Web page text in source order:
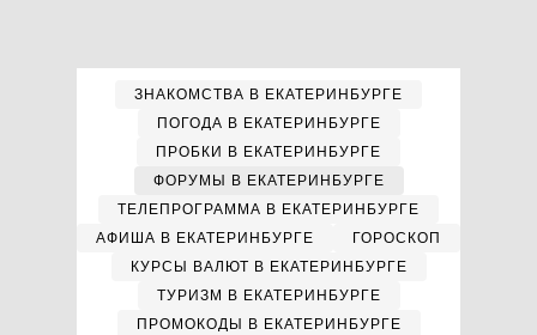
ЗНАКОМСТВА В ЕКАТЕРИНБУРГЕ
ПОГОДА В ЕКАТЕРИНБУРГЕ
ПРОБКИ В ЕКАТЕРИНБУРГЕ
ФОРУМЫ В ЕКАТЕРИНБУРГЕ
ТЕЛЕПРОГРАММА В ЕКАТЕРИНБУРГЕ
АФИША В ЕКАТЕРИНБУРГЕ
ГОРОСКОП
КУРСЫ ВАЛЮТ В ЕКАТЕРИНБУРГЕ
ТУРИЗМ В ЕКАТЕРИНБУРГЕ
ПРОМОКОДЫ В ЕКАТЕРИНБУРГЕ